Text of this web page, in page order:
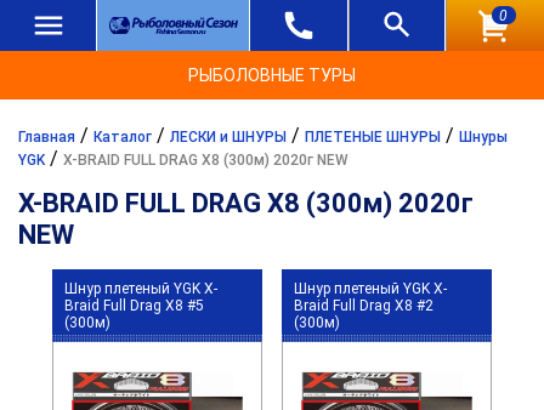
0
РЫБОЛОВНЫЕ ТУРЫ
Главная / Каталог / ЛЕСКИ и ШНУРЫ / ПЛЕТЕНЫЕ ШНУРЫ / Шнуры
YGK/ X-BRAID FULL DRAG X8 (300м) 2020г NEW
X-BRAID FULL DRAG X8 (300м) 2020г
NEW
Шнур плетеный YGK X-
Braid Full Drag X8 #5
(300м)
Шнур плетеный YGK X-
Braid Full Drag X8 #2
(300м)